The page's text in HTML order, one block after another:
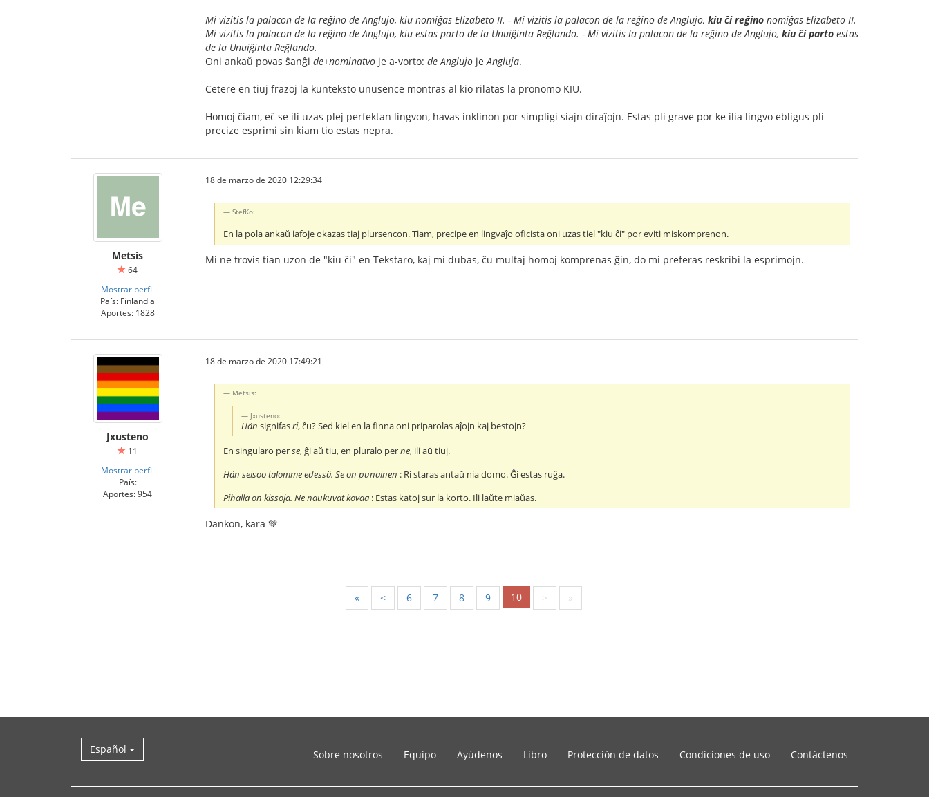
Mi vizitis la palacon de la reĝino de Anglujo, kiu nomiĝas Elizabeto II. - Mi vizitis la palacon de la reĝino de Anglujo, kiu ĉi reĝino nomiĝas Elizabeto II.
Mi vizitis la palacon de la reĝino de Anglujo, kiu estas parto de la Unuiĝinta Reĝlando. - Mi vizitis la palacon de la reĝino de Anglujo, kiu ĉi parto estas
de la Unuiĝinta Reĝlando.
Oni ankaŭ povas ŝanĝi de+nominatvo je a-vorto: de Anglujo jeAngluja.
Cetere en tiuj frazoj la kunteksto unusence montras al kio rilatas la pronomo KIU.
Homoj ĉiam, eĉ se ili uzas plej perfektan lingvon, havas inklinon por simpligi siajn diraĵojn. Estas pli grave por ke ilia lingvo ebligus pli
precize esprimi sin kiam tio estas nepra.
Metsis
64
Mostrar perfil
País: Finlandia
Aportes: 1828
18 de marzo de 2020 12:29:34
StefKo:
En la pola ankaŭ iafoje okazas tiaj plursencon. Tiam, precipe en lingvaĵo oficista oni uzas tiel "kiu ĉi" por eviti miskomprenon.
Mi ne trovis tian uzon de "kiu ĉi" en Tekstaro, kaj mi dubas, ĉu multaj homoj komprenas ĝin, do mi preferas reskribi la esprimojn.
Jxusteno
11
Mostrar perfil
País:
Aportes: 954
18 de marzo de 2020 17:49:21
Metsis:
Jxusteno:
Hän signifasri, ĉu? Sed kiel en la finna oni priparolas aĵojn kaj bestojn?
En singularo perse, ĝi aŭ tiu, en pluralo perne, ili aŭ tiuj.
Hän seisoo talomme edessä. Se on punainen : Ri staras antaŭ nia domo. Ĝi estas ruĝa.
Pihalla on kissoja. Ne naukuvat kovaa : Estas katoj sur la korto. Ili laŭte miaŭas.
Dankon, kara 💚
« < 6 7 8 9 10 > »
Español Sobre nosotros Equipo Ayúdenos Libro Protección de datos Condiciones de uso Contáctenos